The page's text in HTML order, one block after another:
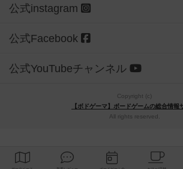
公式instagram
公式Facebook
公式YouTubeチャンネル
Copyright (c)
【ボドゲーマ】ボードゲームの総合情報
All rights reserved.